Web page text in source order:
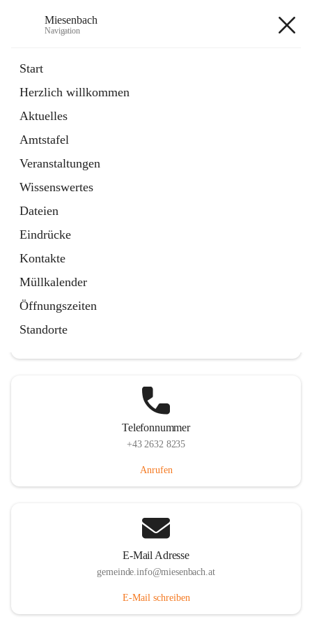
Miesenbach
Navigation
Start
Herzlich willkommen
Aktuelles
Amtstafel
Veranstaltungen
Wissenswertes
Dateien
Eindrücke
Kontakte
Müllkalender
Öffnungszeiten
Standorte
Externe Webseite
in
Tab
Region Schneebergland
Externe Webseite
öffnet
in
neuem
Tab
Telefonnummer
+43 2632 8235
Anrufen
E-Mail Adresse
gemeinde.info@miesenbach.at
E-Mail schreiben